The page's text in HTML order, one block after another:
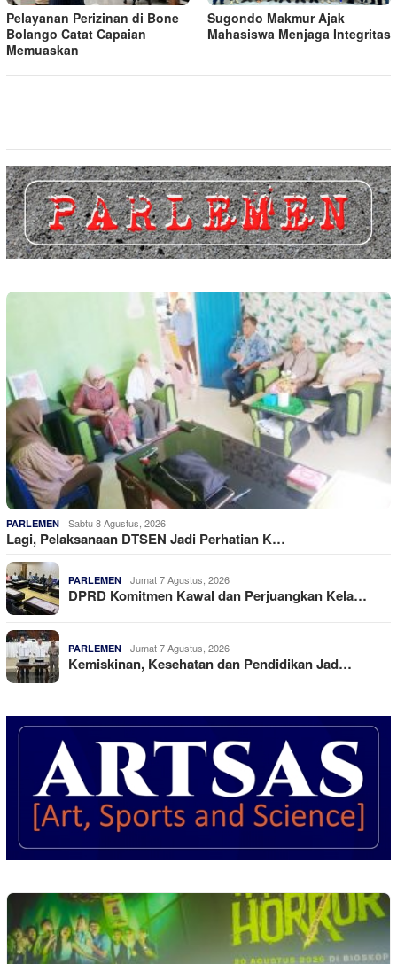
Pelayanan Perizinan di Bone
Bolango Catat Capaian
Memuaskan
Sugondo Makmur Ajak
Mahasiswa Menjaga Integritas
PARLEMEN Sabtu 8 Agustus, 2026
Lagi, Pelaksanaan DTSEN Jadi Perhatian K…
PARLEMEN Jumat 7 Agustus, 2026
DPRD Komitmen Kawal dan Perjuangkan Kela…
PARLEMEN Jumat 7 Agustus, 2026
Kemiskinan, Kesehatan dan Pendidikan Jad…